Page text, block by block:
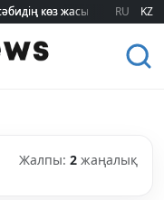
көз жасы:
көз жасы: RU KZ
Жалпы: 2 жаңалық